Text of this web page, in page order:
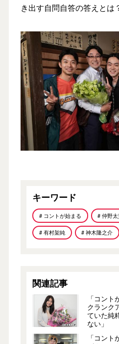
き出す自問自答の答えとは
キーワード
# コントが始まる # 仲野
# 有村架純 # 神木隆之介
関連記事
「コン
クランク
ていた純
ない」
「コン